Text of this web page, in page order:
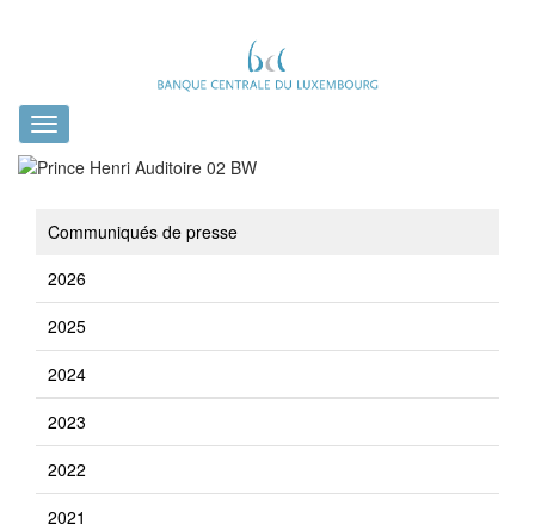
Toggle
navigation
Communiqués de presse
2026
2025
2024
2023
2022
2021